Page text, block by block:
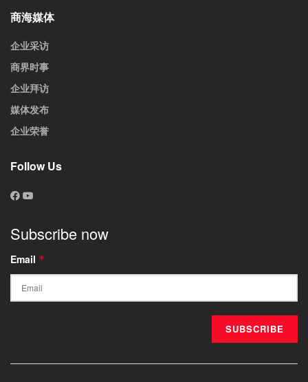
商海媒体
企业采访
商界时事
企业拜访
媒体发布
企业荣誉
Follow Us
Subscribe now
Email *